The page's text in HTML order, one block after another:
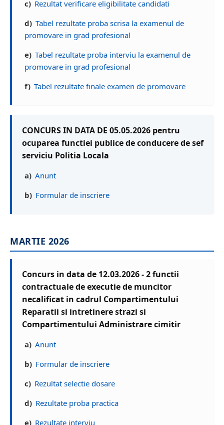
c) Rezultat verificare eligibilitate candidati
d) Tabel rezultate proba scrisa la examenul de
promovare in grad profesional
e) Tabel rezultate proba interviu la examenul de
promovare in grad profesional
f) Tabel rezultate finale examen de promovare
CONCURS IN DATA DE 05.05.2026 pentru
ocuparea functiei publice de conducere de sef
serviciu Politia Locala
a) Anunt
b) Formular de inscriere
MARTIE 2026
Concurs in data de 12.03.2026 - 2 functii
contractuale de executie de muncitor
necalificat in cadrul Compartimentului
Reparatii si intretinere strazi si
Compartimentului Administrare cimitir
a) Anunt
b) Formular de inscriere
c) Rezultat selectie dosare
d) Rezultate proba practica
e) Rezultate interviu